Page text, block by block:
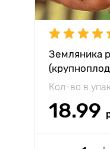
Земляника
Кол-во в
18.99